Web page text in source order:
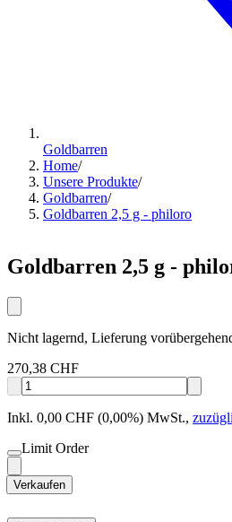
Goldbarren
Home/
Unsere Produkte/
Goldbarren/
Goldbarren 2,5 g - philoro
Goldbarren 2,5 g -
Nicht lagernd, Lieferung
270,38 CHF
Inkl. 0,00 CHF (0,00%) MwSt.,
Limit Order
Verkaufen